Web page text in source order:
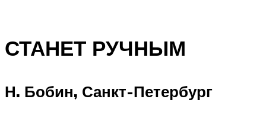
СТАНЕТ РУЧНЫМ
Н. Бобин, Санкт-Петербург